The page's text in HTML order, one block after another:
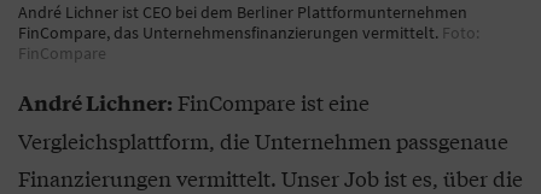
André Lichner ist CEO bei dem Berliner Plattformunternehmen
FinCompare, das Unternehmensfinanzierungen vermittelt. Foto:
FinCompare
André Lichner: FinCompare ist eine
Vergleichsplattform, die Unternehmen passgenaue
Finanzierungen vermittelt. Unser Job ist es, über die